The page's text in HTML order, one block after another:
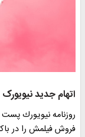
اتهام جدید نیویورک
روزنامه نيويورك پست
فروش فيلمش را در